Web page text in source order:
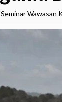
Seminar Wawasan